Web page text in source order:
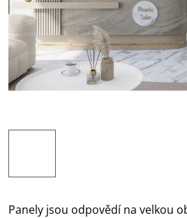
Panely jsou odpovědí na velkou